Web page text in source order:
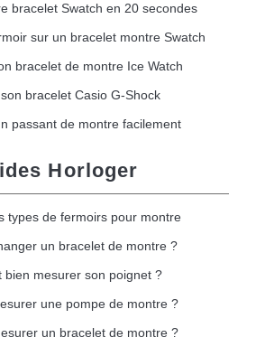
bracelet Swatch en 20 secondes
sur un bracelet montre Swatch
bracelet de montre Ice Watch
bracelet Casio G-Shock
passant de montre facilement
Horloger
types de fermoirs pour montre
un bracelet de montre ?
bien mesurer son poignet ?
une pompe de montre ?
un bracelet de montre ?